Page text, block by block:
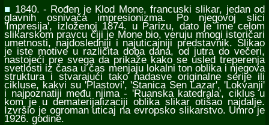
■ 1840. - Rođen je Klod Mone, francuski slikar, jedan od
glavnih osnivača impresionizma. Po njegovoj slici
'Impresija', izloženoj 1874. u Parizu, dato je ime celom
slikarskom pravcu čiji je Mone bio, veruju mnogi istoričari
umetnosti, najdosledniji i najuticajniji predstavnik. Slikao
je iste motive u različita doba dana, od jutra do večeri,
nastojeći pre svega da prikaže kako se usled treperenja
svetlosti iz časa u čas menjaju lokalni ton oblika i njegova
struktura i stvarajući tako nadasve originalne serije ili
cikluse, kakvi su 'Plastovi', 'Stanica Sen Lazar', 'Lokvanji'
i najpoznatiji među njima - 'Ruanska katedrala', ciklus u
kom je u dematerijalizaciji oblika slikar otišao najdalje.
Izvršio je ogroman uticaj na evropsko slikarstvo. Umro je
1926. godine.